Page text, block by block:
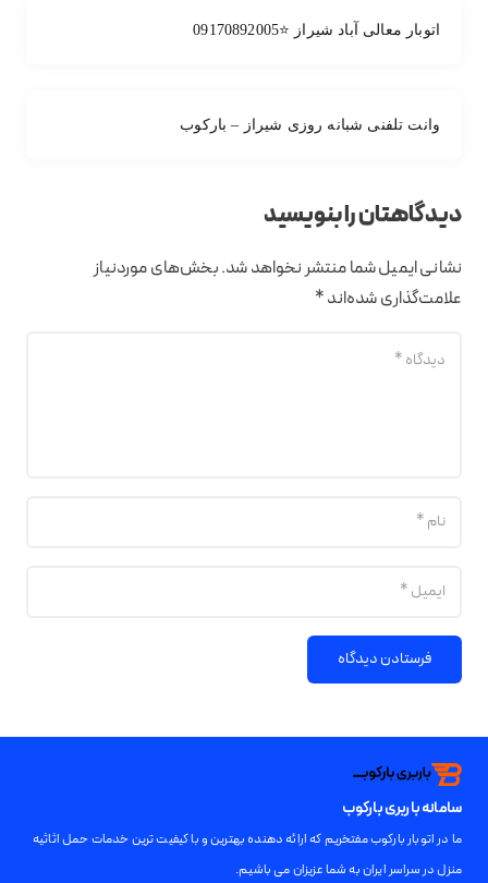
اتوبار معالی آباد شیراز ⭐09170892005
وانت تلفنی شبانه روزی شیراز – بارکوب
دیدگاهتان را بنویسید
نشانی ایمیل شما منتشر نخواهد شد.بخش‌های موردنیاز
علامت‌گذاری شده‌اند*
فرستادن دیدگاه
سامانه باربری بارکوب
ما در اتوبار بارکوب مفتخریم که ارائه دهنده بهترین و با کیفیت ترین خدمات حمل اثاثیه
منزل در سراسر ایران به شما عزیزان می باشیم.